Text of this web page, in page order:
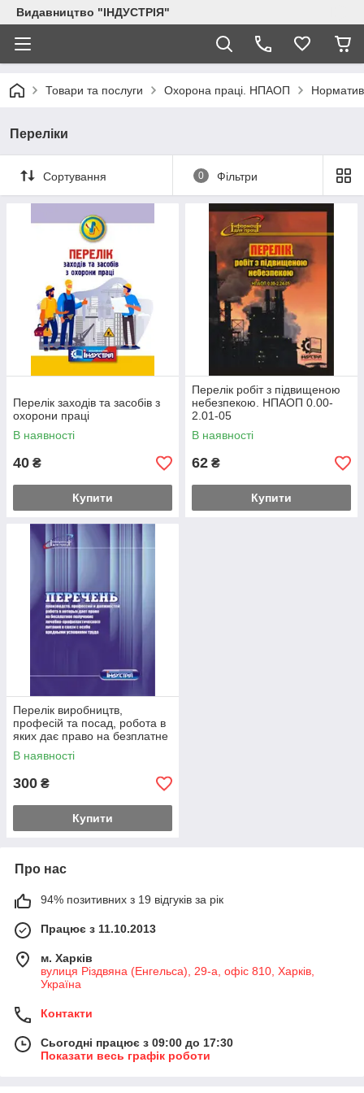
Видавництво "ІНДУСТРІЯ"
Товари та послуги Охорона праці. НПАОП
Переліки
Сортування 0 Фільтри
Перелік заходів та засобів з
охорони праці
В наявності
40 ₴
Купити
Перелік робіт з підвищеною
небезпекою. НПАОП 0.00-
2.01-05
В наявності
62 ₴
Купити
Перелік виробництв,
професій та посад, робота в
яких дає право на безплатне
одержання лікувально-
профілактично
В наявності
300 ₴
Купити
Про нас
94% позитивних з 19 відгуків за рік
Працює з 11.10.2013
м. Харків
вулиця Різдвяна (Енгельса), 29-а, офіс 810, Харків,
Україна
Контакти
Сьогодні працює з 09:00 до 17:30
Показати весь графік роботи